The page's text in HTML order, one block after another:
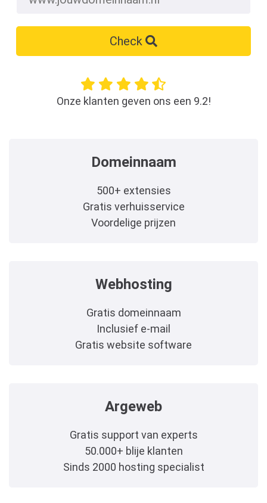
Check
Onze klanten geven ons een 9.2!
Domeinnaam
500+ extensies
Gratis verhuisservice
Voordelige prijzen
Webhosting
Gratis domeinnaam
Inclusief e-mail
Gratis website software
Argeweb
Gratis support van experts
50.000+ blije klanten
Sinds 2000 hosting specialist